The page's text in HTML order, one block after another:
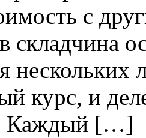
с
складчина
курс, и
Каждый […]